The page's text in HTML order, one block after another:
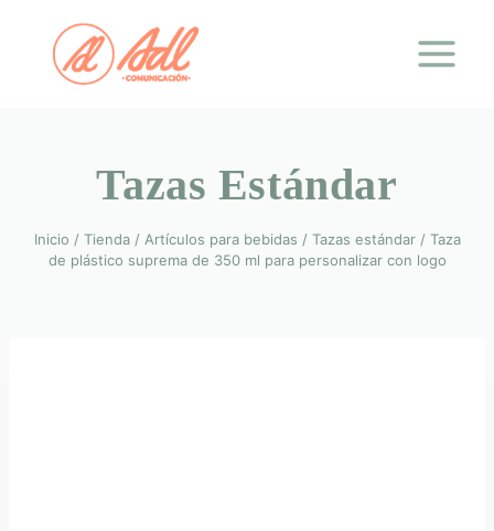
contenido
Tazas Estándar
Inicio / Tienda / Artículos para bebidas / Tazas estándar / Taza
de plástico suprema de 350 ml para personalizar con logo